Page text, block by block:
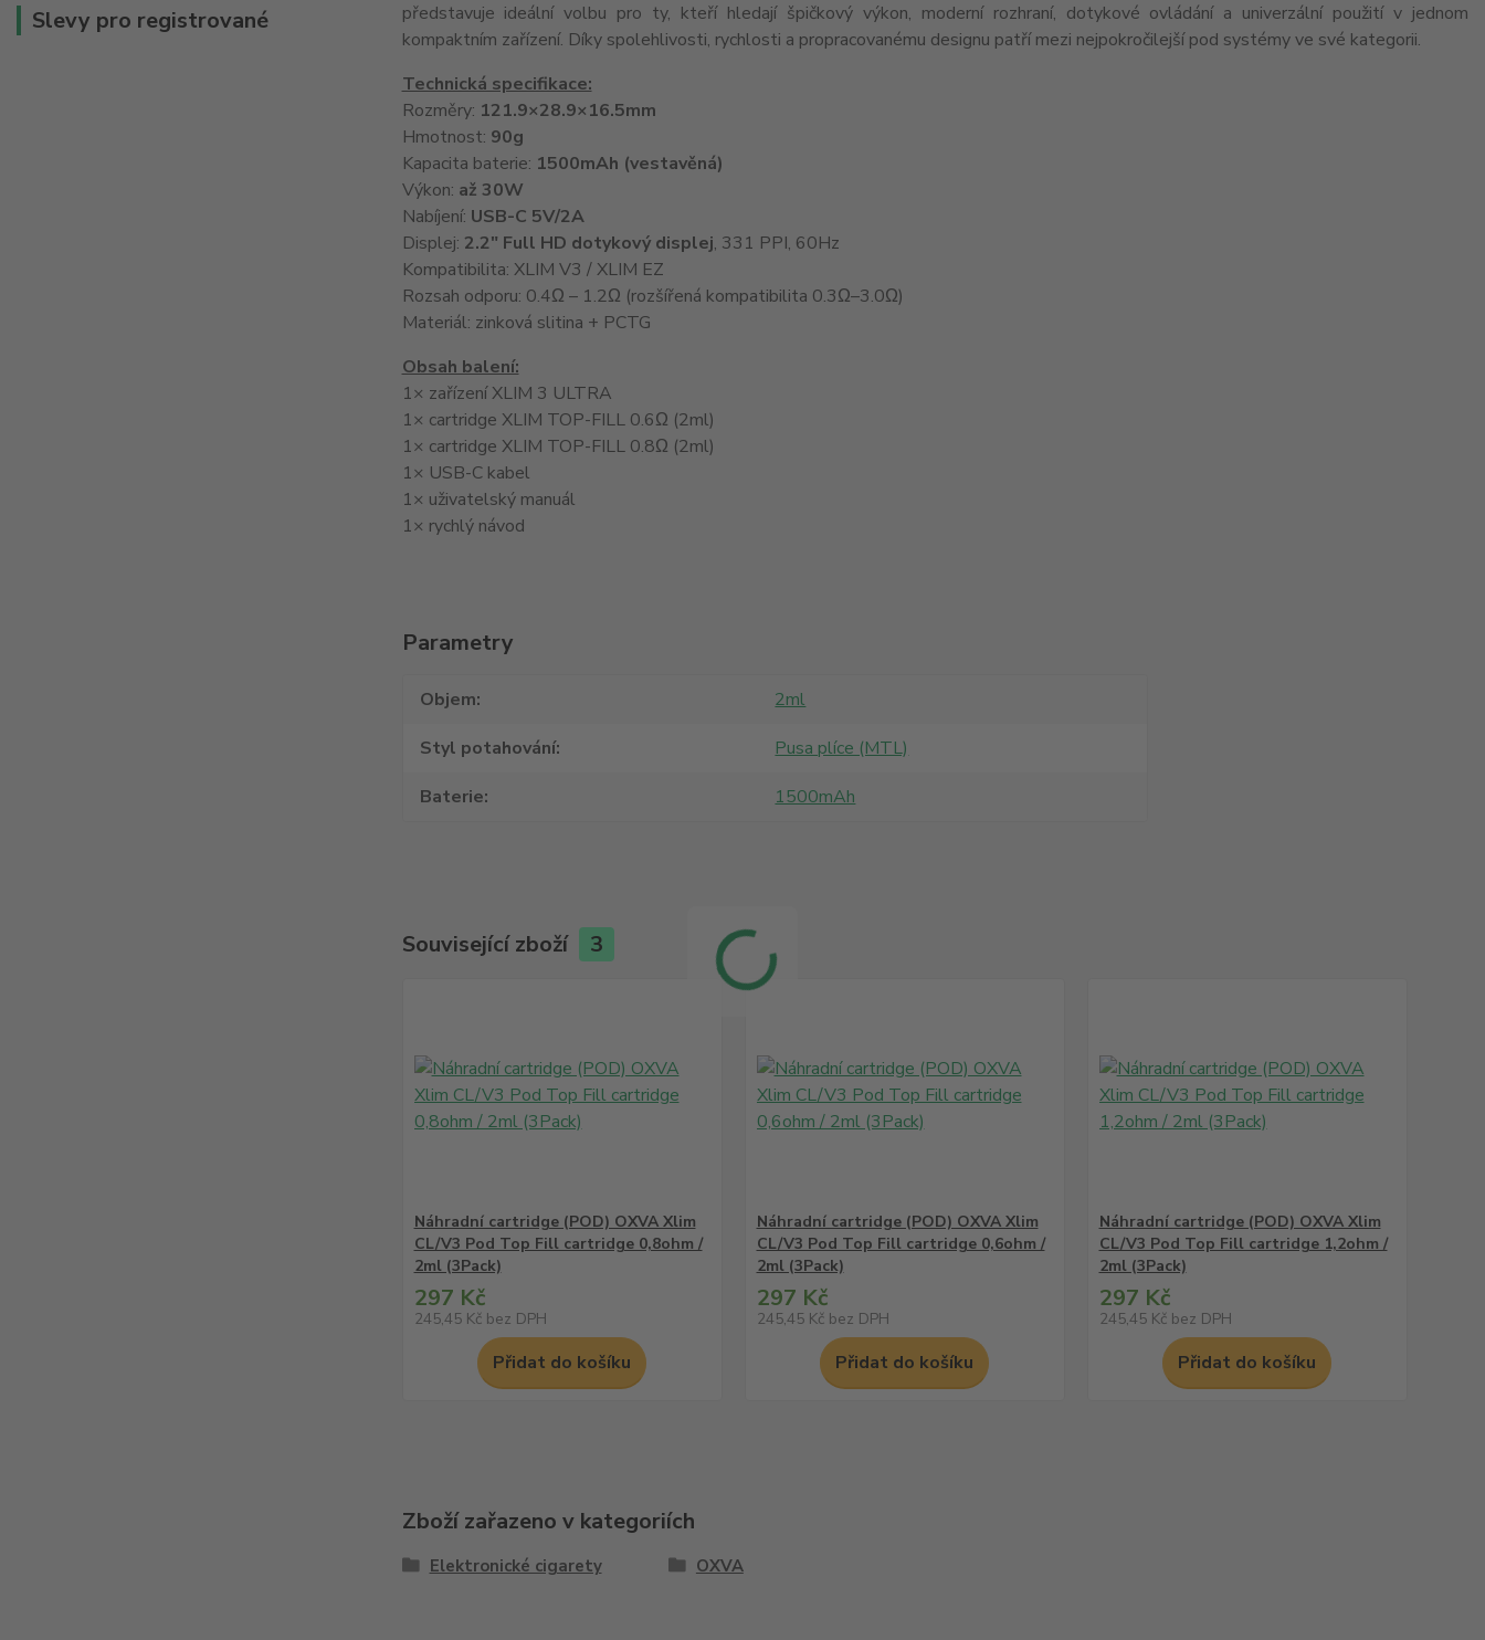
Slevy pro registrované
představuje ideální volbu pro ty, kteří hledají špičkový výkon, moderní rozhraní, dotykové ovládání a univerzální použití v jednom
kompaktním zařízení. Díky spolehlivosti, rychlosti a propracovanému designu patří mezi nejpokročilejší pod systémy ve své kategorii.
Technická specifikace:
Rozměry: 121.9×28.9×16.5mm
Hmotnost: 90g
Kapacita baterie: 1500mAh (vestavěná)
Výkon: až 30W
Nabíjení: USB-C 5V/2A
Displej: 2.2" Full HD dotykový displej, 331 PPI, 60Hz
Kompatibilita: XLIM V3 / XLIM EZ
Rozsah odporu: 0.4Ω – 1.2Ω (rozšířená kompatibilita 0.3Ω–3.0Ω)
Materiál: zinková slitina + PCTG
Obsah balení:
1× zařízení XLIM 3 ULTRA
1× cartridge XLIM TOP-FILL 0.6Ω (2ml)
1× cartridge XLIM TOP-FILL 0.8Ω (2ml)
1× USB-C kabel
1× uživatelský manuál
1× rychlý návod
Parametry
Objem
2ml
Styl potahování
Pusa plíce (MTL)
Baterie
1500mAh
Související zboží 3
Náhradní cartridge (POD) OXVA Xlim
CL/V3 Pod Top Fill cartridge 0,8ohm /
2ml (3Pack)
297 Kč
245,45 Kč bez DPH
Přidat do košíku
Náhradní cartridge (POD) OXVA Xlim
CL/V3 Pod Top Fill cartridge 0,6ohm /
2ml (3Pack)
297 Kč
245,45 Kč bez DPH
Přidat do košíku
Náhradní cartridge (POD) OXVA Xlim
CL/V3 Pod Top Fill cartridge 1,2ohm /
2ml (3Pack)
297 Kč
245,45 Kč bez DPH
Přidat do košíku
Zboží zařazeno v kategoriích
Elektronické cigarety OXVA